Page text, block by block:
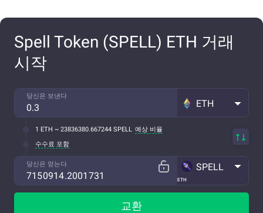
Spell Token (SPELL) ETH 거래
시작
당신은 보낸다
ETH
1 ETH ~ 23836380.667244 SPELL 예상 비율
수수료 포함
당신은 얻는다
ETH
SPELL
교환